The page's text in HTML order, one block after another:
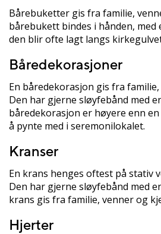
Bårebuketter gis fra familie,
bårebukett bindes i hånden, med
den blir ofte lagt langs
Båredekorasjoner
En båredekorasjon gis fra
Den har gjerne sløyfebånd med
båredekorasjon er høyere enn
å pynte med i seremonilokalet.
Kranser
En krans henges oftest på stativ
Den har gjerne sløyfebånd med
krans gis fra familie, venner og
Hjerter